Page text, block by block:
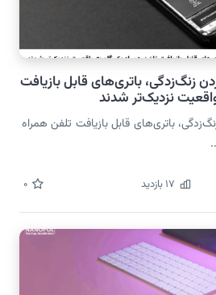
زنگ‌زدگی، باتری‌های قابل بازیافت
نزدیک‌تر شدند
باتری‌های قابل بازیافت تلفن همراه
17 بازدید 0